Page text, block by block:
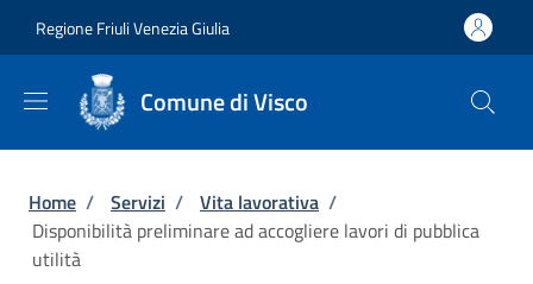
Regione Friuli Venezia Giulia
Comune di Visco
Briciole di pane
Home / Servizi / Vita lavorativa /
Disponibilità preliminare ad accogliere lavori di pubblica
utilità